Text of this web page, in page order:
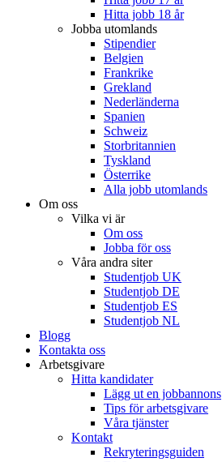
Hitta jobb 18 år
Jobba utomlands
Stipendier
Belgien
Frankrike
Grekland
Nederländerna
Spanien
Schweiz
Storbritannien
Tyskland
Österrike
Alla jobb utomlands
Om oss
Vilka vi är
Om oss
Jobba för oss
Våra andra siter
Studentjob UK
Studentjob DE
Studentjob ES
Studentjob NL
Blogg
Kontakta oss
Arbetsgivare
Hitta kandidater
Lägg ut en jobbannons
Tips för arbetsgivare
Våra tjänster
Kontakt
Rekryteringsguiden